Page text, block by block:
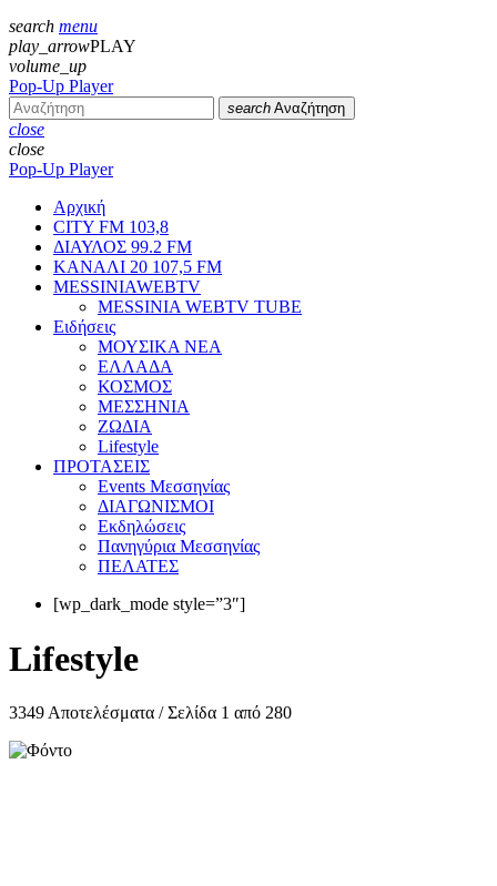
search menu
play_arrowPLAY
volume_up
Pop-Up Player
search Αναζήτηση
close
close
Pop-Up Player
Αρχική
CITY FM 103,8
ΔΙΑΥΛΟΣ 99.2 FM
ΚΑΝΑΛΙ 20 107,5 FM
MESSINIAWEBTV
MESSINIA WEBTV TUBE
Eιδήσεις
ΜΟΥΣΙΚΑ ΝΕΑ
ΕΛΛΑΔΑ
ΚΟΣΜΟΣ
ΜΕΣΣΗΝΙΑ
ΖΩΔΙΑ
Lifestyle
ΠΡΟΤΑΣΕΙΣ
Events Μεσσηνίας
ΔΙΑΓΩΝΙΣΜΟΙ
Εκδηλώσεις
Πανηγύρια Μεσσηνίας
ΠΕΛΑΤΕΣ
[wp_dark_mode style=”3″]
Lifestyle
3349 Αποτελέσματα / Σελίδα 1 από 280